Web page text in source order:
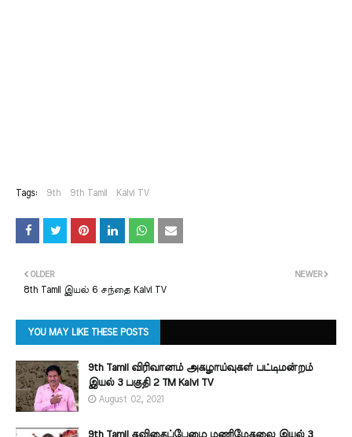
Tags: 9th 9th Tamil Kalvi TV
NEWER
OLDER
8th Tamil இயல் 6 சந்தை Kalvi TV
YOU MAY LIKE THESE POSTS
9th Tamil விரிவானம் அகழாய்வுகள் பட்டிமன்றம்
இயல் 3 பகுதி 2 TM Kalvi TV
August 02, 2021